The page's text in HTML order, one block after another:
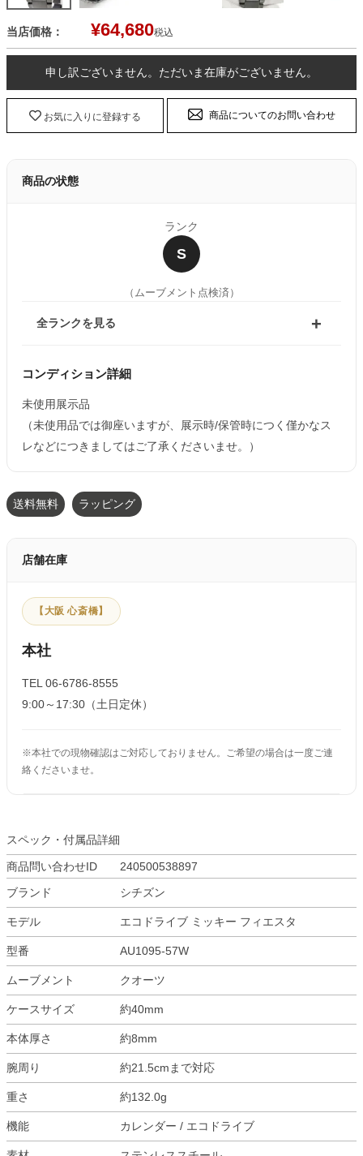
当店価格： ¥64,680税込
申し訳ございません。ただいま在庫がございません。
お気に入りに登録する 商品についてのお問い合わせ
商品の状態
ランク
S
（ムーブメント点検済）
全ランクを見る
コンディション詳細
未使用展示品
（未使用品では御座いますが、展示時/保管時につく僅かなス
レなどにつきましてはご了承くださいませ。）
送料無料 ラッピング
店舗在庫
【大阪 心斎橋】
本社
TEL 06-6786-8555
9:00～17:30（土日定休）
※本社での現物確認はご対応しておりません。ご希望の場合は一度ご連
絡くださいませ。
スペック・付属品詳細
商品問い合わせID
240500538897
ブランド
シチズン
モデル エコドライブ ミッキー フィエスタ
型番 AU1095-57W
ムーブメント クオーツ
ケースサイズ 約40mm
本体厚さ 約8mm
腕周り 約21.5cmまで対応
重さ 約132.0g
機能 カレンダー / エコドライブ